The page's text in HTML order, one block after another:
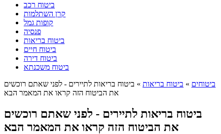
ביטוח רכב
קרן השתלמות
קופות גמל
פנסיה
ביטוח בריאות
ביטוח חיים
ביטוח דירה
ביטוח משכנתא
ביטוחים » ביטוח בריאות » ביטוח בריאות לתיירים - לפני שאתם רוכשים
את הביטוח הזה קראו את המאמר הבא
ביטוח בריאות לתיירים - לפני שאתם רוכשים
את הביטוח הזה קראו את המאמר הבא